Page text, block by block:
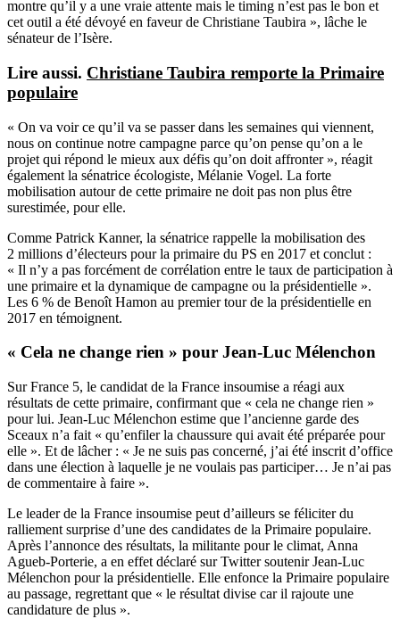
montre qu’il y a une vraie attente mais le timing n’est pas le bon et
cet outil a été dévoyé en faveur de Christiane Taubira », lâche le
sénateur de l’Isère.
Lire aussi. Christiane Taubira remporte la Primaire
populaire
« On va voir ce qu’il va se passer dans les semaines qui viennent,
nous on continue notre campagne parce qu’on pense qu’on a le
projet qui répond le mieux aux défis qu’on doit affronter », réagit
également la sénatrice écologiste, Mélanie Vogel. La forte
mobilisation autour de cette primaire ne doit pas non plus être
surestimée, pour elle.
Comme Patrick Kanner, la sénatrice rappelle la mobilisation des
2 millions d’électeurs pour la primaire du PS en 2017 et conclut :
« Il n’y a pas forcément de corrélation entre le taux de participation à
une primaire et la dynamique de campagne ou la présidentielle ».
Les 6 % de Benoît Hamon au premier tour de la présidentielle en
2017 en témoignent.
« Cela ne change rien » pour Jean-Luc Mélenchon
Sur France 5, le candidat de la France insoumise a réagi aux
résultats de cette primaire, confirmant que « cela ne change rien »
pour lui. Jean-Luc Mélenchon estime que l’ancienne garde des
Sceaux n’a fait « qu’enfiler la chaussure qui avait été préparée pour
elle ». Et de lâcher : « Je ne suis pas concerné, j’ai été inscrit d’office
dans une élection à laquelle je ne voulais pas participer… Je n’ai pas
de commentaire à faire ».
Le leader de la France insoumise peut d’ailleurs se féliciter du
ralliement surprise d’une des candidates de la Primaire populaire.
Après l’annonce des résultats, la militante pour le climat, Anna
Agueb-Porterie, a en effet déclaré surTwittersoutenir Jean-Luc
Mélenchon pour la présidentielle. Elle enfonce la Primaire populaire
au passage, regrettant que « le résultat divise car il rajoute une
candidature de plus ».